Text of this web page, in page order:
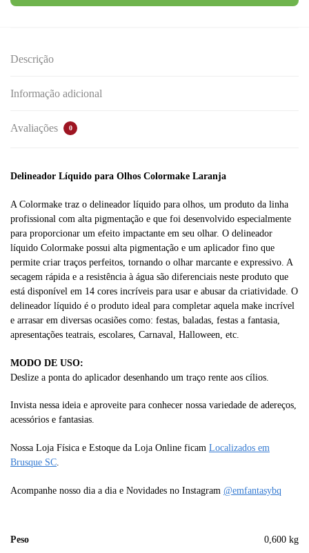
Descrição
Informação adicional
Avaliações 0
Delineador Líquido para Olhos Colormake Laranja
A Colormake traz o delineador líquido para olhos, um produto da linha
profissional com alta pigmentação e que foi desenvolvido especialmente
para proporcionar um efeito impactante em seu olhar. O delineador
líquido Colormake possui alta pigmentação e um aplicador fino que
permite criar traços perfeitos, tornando o olhar marcante e expressivo. A
secagem rápida e a resistência à água são diferenciais neste produto que
está disponível em 14 cores incríveis para usar e abusar da criatividade. O
delineador líquido é o produto ideal para completar aquela make incrível
e arrasar em diversas ocasiões como: festas, baladas, festas a fantasia,
apresentações teatrais, escolares, Carnaval, Halloween, etc.
MODO DE USO:
Deslize a ponta do aplicador desenhando um traço rente aos cílios.
Invista nessa ideia e aproveite para conhecer nossa variedade de adereços,
acessórios e fantasias.
Nossa Loja Física e Estoque da Loja Online ficam Localizados em
Brusque SC.
Acompanhe nosso dia a dia e Novidades no Instagram @emfantasybq
Peso 0,600 kg